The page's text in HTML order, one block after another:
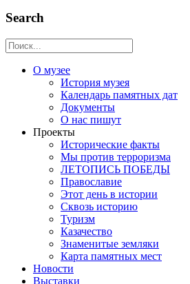
Search
О музее
История музея
Календарь памятных дат
Документы
О нас пишут
Проекты
Исторические факты
Мы против терроризма
ЛЕТОПИСЬ ПОБЕДЫ
Православие
Этот день в истории
Сквозь историю
Туризм
Казачество
Знаменитые земляки
Карта памятных мест
Новости
Выставки